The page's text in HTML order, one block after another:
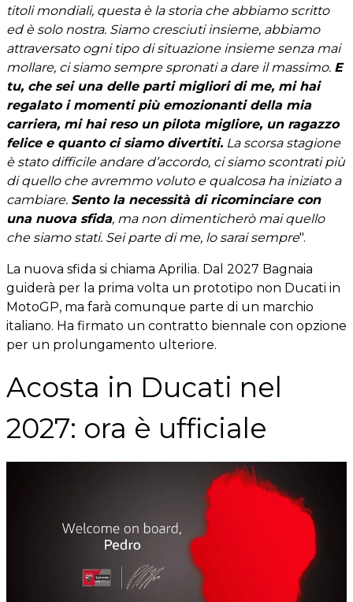
titoli mondiali, questa è la storia che abbiamo scritto
ed è solo nostra. Siamo cresciuti insieme, abbiamo
attraversato ogni tipo di situazione insieme senza mai
mollare, ci siamo sempre spronati a dare il massimo. E
tu, che sei una delle parti migliori di me, mi hai
regalato i momenti più emozionanti della mia
carriera, mi hai reso un pilota migliore, un ragazzo
felice e quanto ci siamo divertiti. La scorsa stagione
è stato difficile andare d’accordo, ci siamo scontrati più
di quello che avremmo voluto e qualcosa ha iniziato a
cambiare. Sento la necessità di ricominciare con
una nuova sfida, ma non dimenticherò mai quello
che siamo stati. Sei parte di me, lo sarai sempre".
La nuova sfida si chiama Aprilia. Dal 2027 Bagnaia
guiderà per la prima volta un prototipo non Ducati in
MotoGP, ma farà comunque parte di un marchio
italiano. Ha firmato un contratto biennale con opzione
per un prolungamento ulteriore.
Acosta in Ducati nel
2027: ora è ufficiale